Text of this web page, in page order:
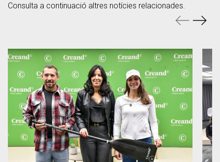
Consulta a continuació altres notícies relacionades.